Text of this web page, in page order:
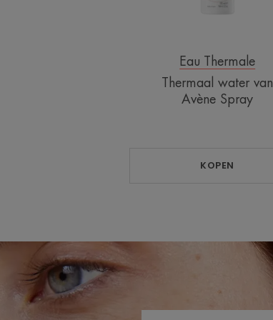
Eau Thermale
Thermaal water van
Avène Spray
KOPEN